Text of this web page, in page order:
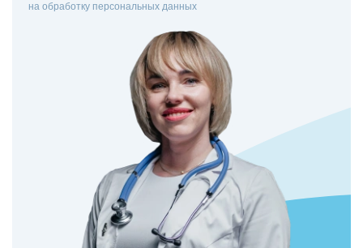
на обработку персональных данных